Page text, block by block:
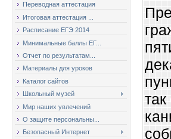
Переводная аттестация
Итоговая аттестация ...
Расписание ЕГЭ 2014
Минимальные баллы ЕГ...
Отчет по результатам...
Материалы для уроков
Каталог сайтов
Школьный музей
Мир наших увлечений
О защите персональны...
Безопасный Интернет